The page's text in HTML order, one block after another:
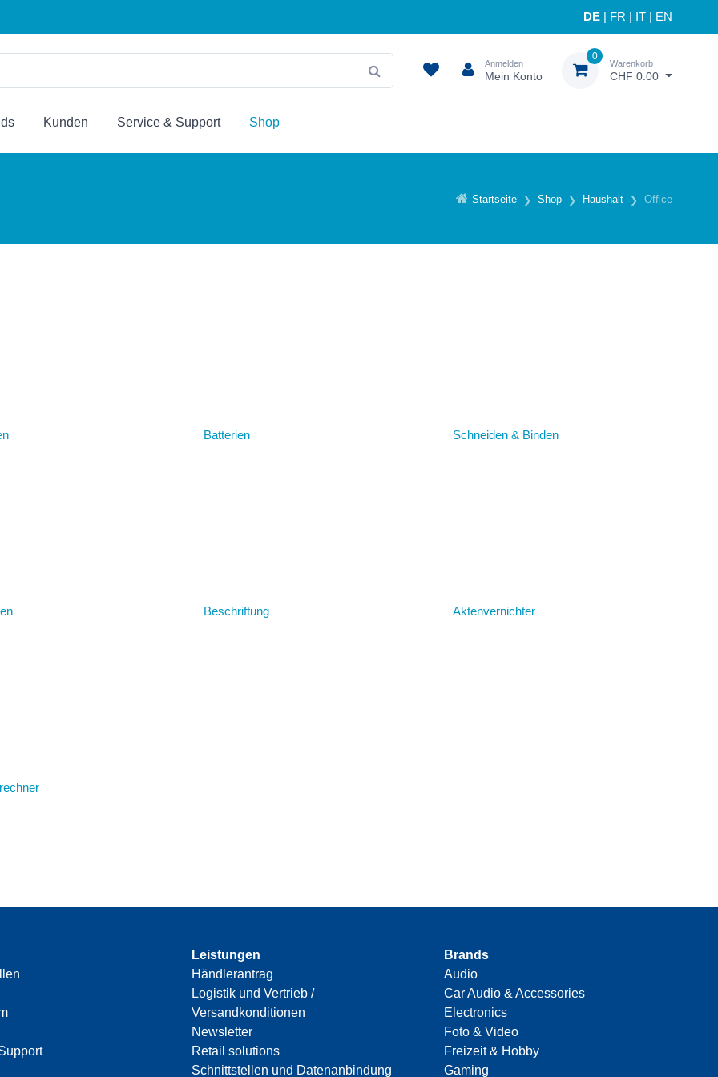
DE FR IT EN
Anmelden
Mein Konto
0
Warenkorb
CHF 0.00
Kunden Service & Support Shop
Startseite Shop Haushalt Office
Batterien Schneiden & Binden
Beschriftung Aktenvernichter
Leistungen
Händlerantrag
Logistik und Vertrieb /
Versandkonditionen
Newsletter
Retail solutions
Schnittstellen und Datenanbindung
Brands
Audio
Car Audio & Accessories
Electronics
Foto & Video
Freizeit & Hobby
Gaming